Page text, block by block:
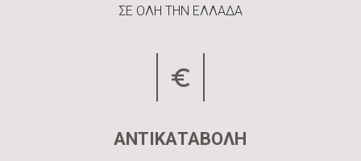
ΣΕ ΟΛΗ ΤΗΝ ΕΛΛΑΔΑ
ΑΝΤΙΚΑΤΑΒΟΛΗ